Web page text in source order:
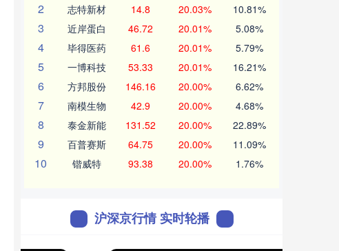
2 志特新材 14.8 20.03% 10.81%
3 近岸蛋白 46.72 20.01% 5.08%
4 毕得医药 61.6 20.01% 5.79%
5 一博科技 53.33 20.01% 16.21%
6 方邦股份 146.16 20.00% 6.62%
7 南模生物 42.9 20.00% 4.68%
8 泰金新能 131.52 20.00% 22.89%
9 百普赛斯 64.75 20.00% 11.09%
10 锴威特 93.38 20.00% 1.76%
沪深京行情 实时轮播